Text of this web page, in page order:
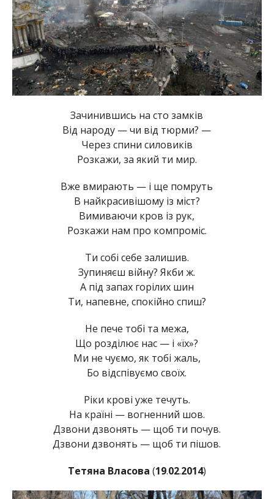
Зачинившись на сто замків
Від народу — чи від тюрми? —
Через спини силовиків
Розкажи, за який ти мир.
Вже вмирають — і ще помруть
В найкрасивішому із міст?
Вимиваючи кров із рук,
Розкажи нам про компроміс.
Ти собі себе залишив.
Зупиняєш війну? Якби ж.
А під запах горілих шин
Ти, напевне, спокійно спиш?
Не пече тобі та межа,
Що розділює нас — і «їх»?
Ми не чуємо, як тобі жаль,
Бо відспівуємо своїх.
Ріки крові уже течуть.
На країні — вогненний шов.
Дзвони дзвонять — щоб ти почув.
Дзвони дзвонять — щоб ти пішов.
Тетяна Власова (19.02.2014)